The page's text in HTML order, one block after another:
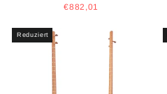
€882,01
Reduziert